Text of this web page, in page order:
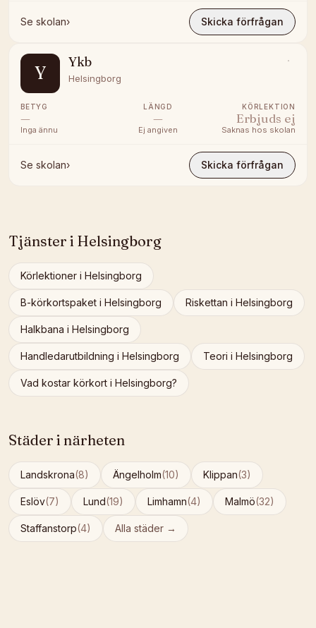
Se skolan› Skicka förfrågan
Y
Ykb
Helsingborg
BETYG
—
Inga ännu
LÄNGD
—
Ej angiven
KÖRLEKTION
Erbjuds ej
Saknas hos skolan
Se skolan› Skicka förfrågan
Tjänster i Helsingborg
Körlektioner i Helsingborg
B-körkortspaket i Helsingborg Riskettan i Helsingborg
Halkbana i Helsingborg
Handledarutbildning i Helsingborg Teori i Helsingborg
Vad kostar körkort i Helsingborg?
Städer i närheten
Landskrona(8) Ängelholm(10) Klippan(3)
Eslöv(7) Lund(19) Limhamn(4) Malmö(32)
Staffanstorp(4) Alla städer →